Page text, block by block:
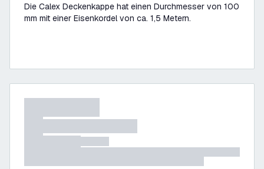
Die Calex Deckenkappe hat einen Durchmesser von 100
mm mit einer Eisenkordel von ca. 1,5 Metern.